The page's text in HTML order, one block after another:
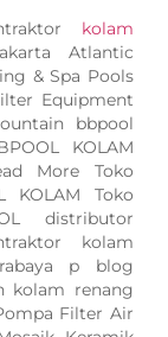
kolam
Atlantic
& Spa Pools
Equipment
bbpool
KOLAM
More Toko
KOLAM Toko
distributor
kolam
p blog
kolam renang
Filter Air